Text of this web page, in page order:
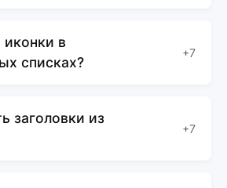
иконки в
списках?
+7
заголовки из
+7